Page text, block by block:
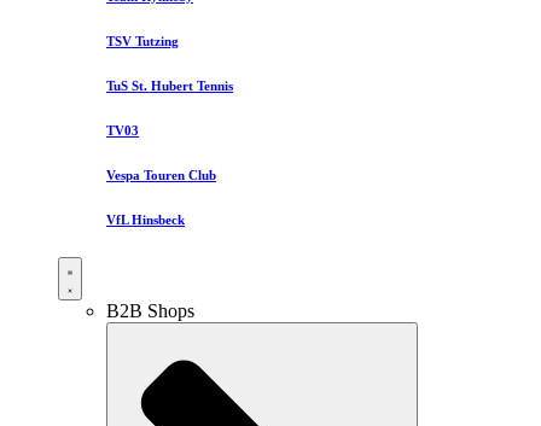
TSV Tutzing
TuS St. Hubert Tennis
TV03
Vespa Touren Club
VfL Hinsbeck
B2B Shops